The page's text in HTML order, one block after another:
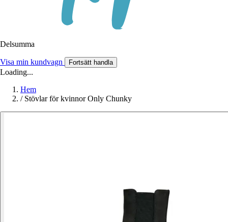
Delsumma
Visa min kundvagn Fortsätt handla
Loading...
Hem
/ Stövlar för kvinnor Only Chunky